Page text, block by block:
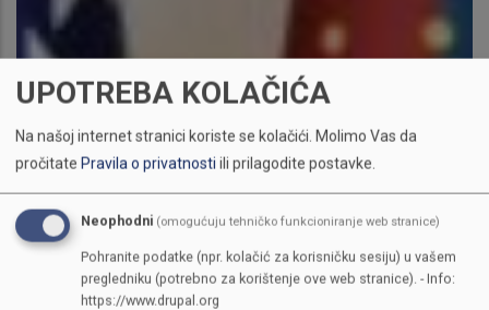
UPOTREBA KOLAČIĆA
Na našoj internet stranici koriste se kolačići. Molimo Vas da
pročitate Pravila o privatnostiili prilagodite postavke.
Neophodni (omogućuju tehničko funkcioniranje web stranice)
Pohranite podatke (npr. kolačić za korisničku sesiju) u vašem
pregledniku (potrebno za korištenje ove web stranice). - Info:
https://www.drupal.org